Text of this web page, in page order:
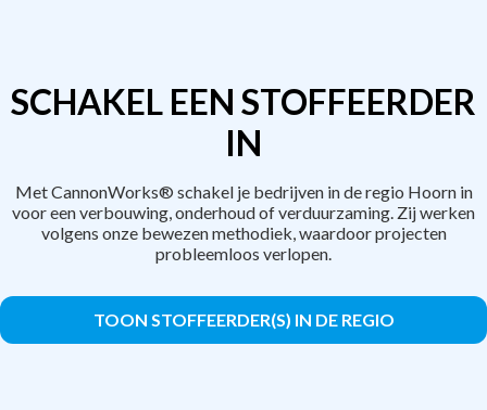
SCHAKEL EEN STOFFEERDER
IN
Met CannonWorks® schakel je bedrijven in de regio Hoorn in
voor een verbouwing, onderhoud of verduurzaming. Zij werken
volgens onze bewezen methodiek, waardoor projecten
probleemloos verlopen.
TOON STOFFEERDER(S) IN DE REGIO